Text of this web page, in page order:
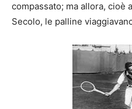
compassato; ma allora, cioè
Secolo, le palline